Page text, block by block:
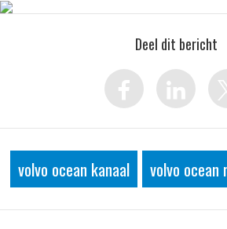
Deel dit bericht
volvo ocean kanaal volvo ocean